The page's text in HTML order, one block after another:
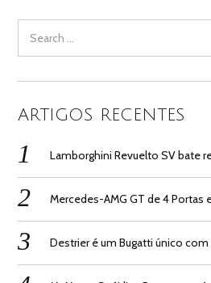
for:
ARTIGOS RECENTES
Lamborghini Revuelto SV bate
Mercedes-AMG GT de 4 Portas
Destrier é um Bugatti único